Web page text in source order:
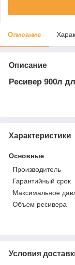
Описание
Описание
Ресивер 900л
Характеристики
Основные
Производитель
Гарантийный срок
Максимальное
Объем ресивера
Условия